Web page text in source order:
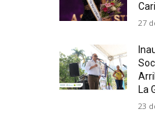
27
La
23